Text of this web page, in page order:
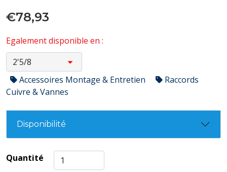
€78,93
Egalement disponible en :
Accessoires Montage & Entretien
Raccords
Cuivre & Vannes
Disponibilité
Quantité